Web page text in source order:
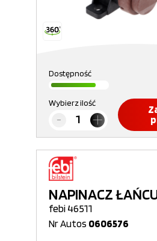
Dostępność
Wybierz ilość
NAPINACZ
febi 46511
Nr Autos 0606576